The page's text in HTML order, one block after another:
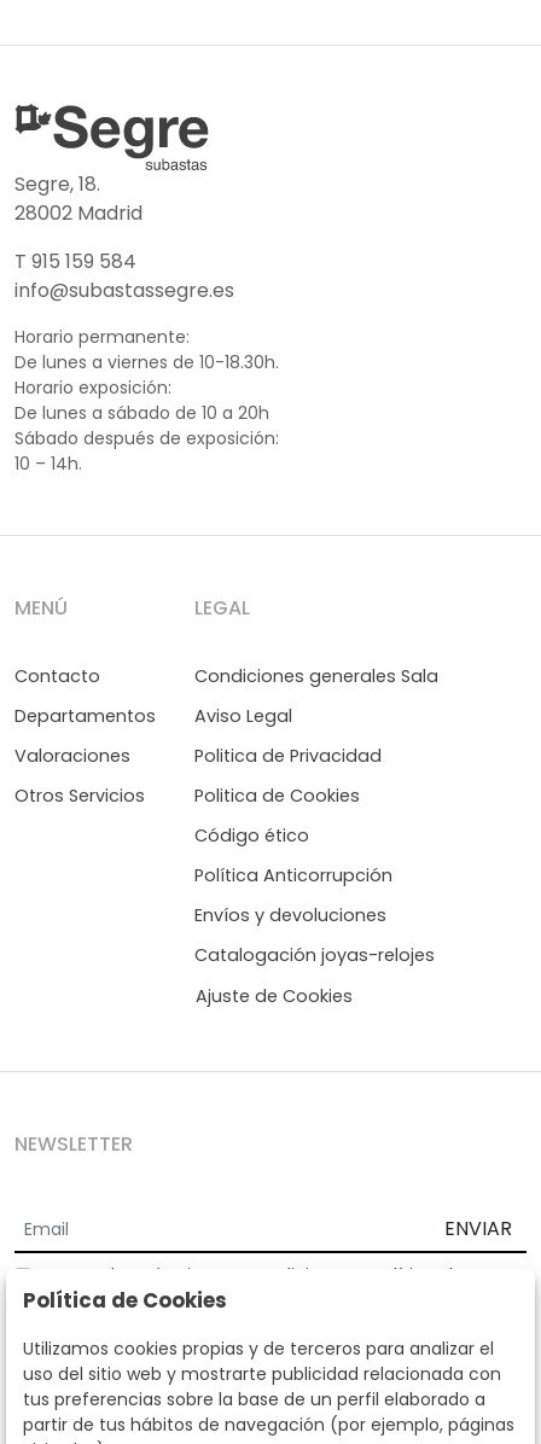
Segre, 18.
28002 Madrid
T 915 159 584
info@subastassegre.es
Horario permanente:
De lunes a viernes de 10-18.30h.
Horario exposición:
De lunes a sábado de 10 a 20h
Sábado después de exposición:
10 – 14h.
MENÚ
Contacto
Departamentos
Valoraciones
Otros Servicios
LEGAL
Condiciones generales Sala
Aviso Legal
Politica de Privacidad
Politica de Cookies
Código ético
Política Anticorrupción
Envíos y devoluciones
Catalogación joyas-relojes
Ajuste de Cookies
NEWSLETTER
ENVIAR
Acepto los Términos y Condiciones
Política de
privacidad
Según la LOPD y disposiciones de desarrollo, informamos que sus
datos personales serán tratados por parte de Subastas Segre con la
finalidad de gestionar la relación comercial. Puede ejercitar los
derechos de acceso, rectificación, cancelación, oposición y demás
derechos en los términos establecidos en la normativa vigente
Política de Cookies
Utilizamos cookies propias y de terceros para analizar el
uso del sitio web y mostrarte publicidad relacionada con
tus preferencias sobre la base de un perfil elaborado a
partir de tus hábitos de navegación (por ejemplo, páginas